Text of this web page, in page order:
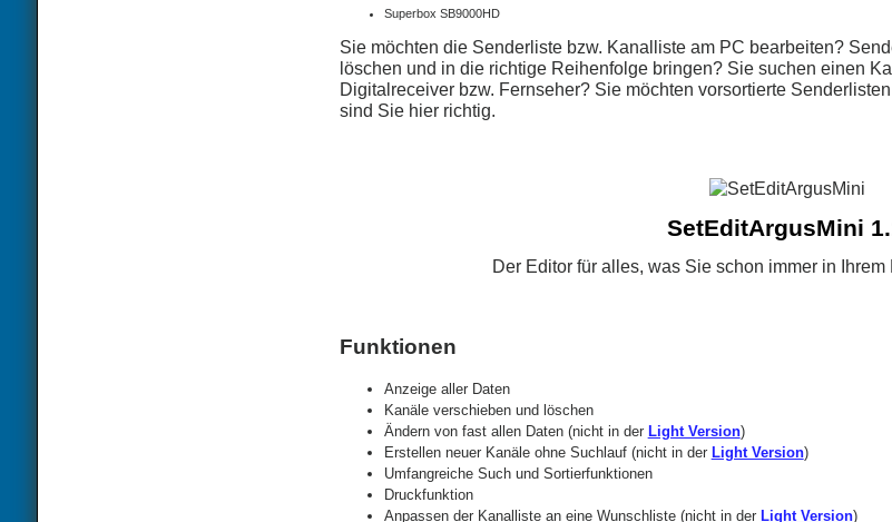
Superbox SB9000HD
Sie möchten die Senderliste bzw. Kanalliste am PC bearbeiten?
löschen und in die richtige Reihenfolge bringen? Sie suchen einen
Digitalreceiver bzw. Fernseher? Sie möchten vorsortierte
sind Sie hier richtig.
SetEditArgusMini
Der Editor für alles, was Sie schon immer in
Funktionen
Anzeige aller Daten
Kanäle verschieben und löschen
Ändern von fast allen Daten (nicht in der Light Version)
Erstellen neuer Kanäle ohne Suchlauf (nicht in der Light Version)
Umfangreiche Such und Sortierfunktionen
Druckfunktion
Anpassen der Kanalliste an eine Wunschliste (nicht in der Light Version)